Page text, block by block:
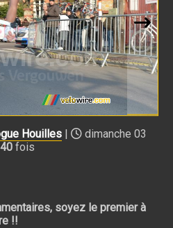
Houilles |
dimanche 03
fois
soyez le premier à
!!